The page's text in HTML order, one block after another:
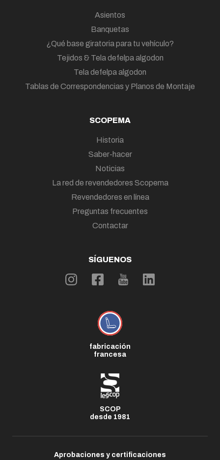
Asientos
Banquetas
¿Qué base giratoria para tu vehículo?
Tejidos & Tela defelpa algodon
Tela defelpa algodon
Tablas de Correspondencias y Planos de Montaje
SCOPEMA
Historia
Saber-hacer
Noticias
La red de revendedores Scopema
Revendedores en línea
Preguntas frecuentes
Contactar
SÍGUENOS
fabricación
francesa
SCOP
desde 1981
Aprobaciones y certificaciones